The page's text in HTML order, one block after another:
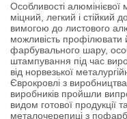
Особливості
міцний, легкий і стійкий
вимогою до листового
можливість профілювати
фарбувального шару,
штампування під час
від норвезької
Єврокровлі з
виробників пройшли
видом готової продукції
металочерепиці з